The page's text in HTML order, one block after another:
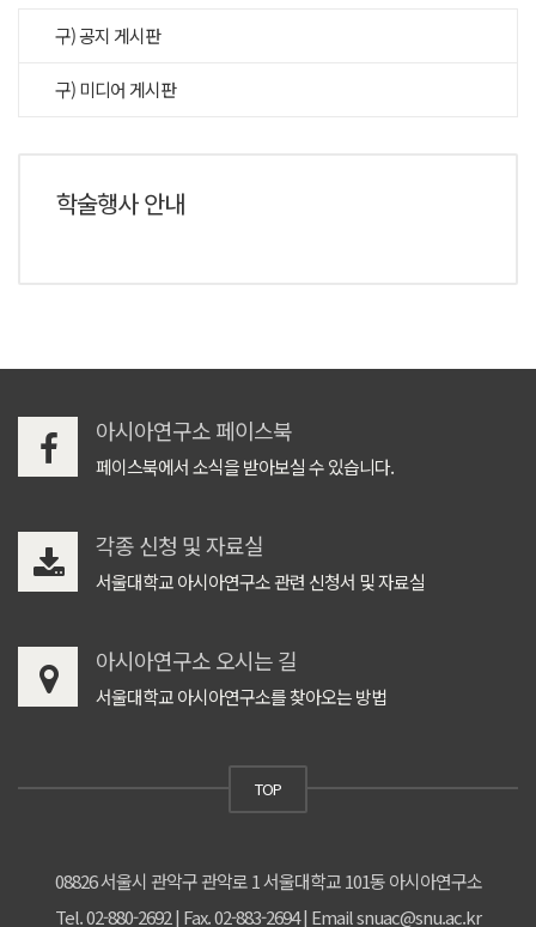
구) 공지 게시판
구) 미디어 게시판
학술행사 안내
아시아연구소 페이스북
페이스북에서 소식을 받아보실 수 있습니다.
각종 신청 및 자료실
서울대학교 아시아연구소 관련 신청서 및 자료실
아시아연구소 오시는 길
서울대학교 아시아연구소를 찾아오는 방법
TOP
08826 서울시 관악구 관악로 1 서울대학교 101동 아시아연구소
Tel. 02-880-2692 | Fax. 02-883-2694 | Email snuac@snu.ac.kr